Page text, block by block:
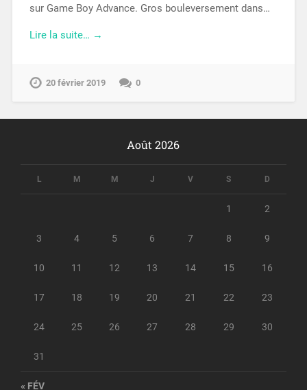
sur Game Boy Advance. Gros bouleversement dans…
Lire la suite… →
20 février 2019 0
Août 2026
L M M J V S D
1 2
3 4 5 6 7 8 9
10 11 12 13 14 15 16
17 18 19 20 21 22 23
24 25 26 27 28 29 30
31
« FÉV